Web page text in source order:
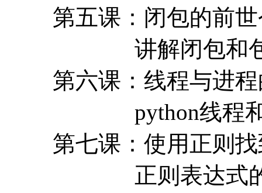
第五课：闭包的前
讲解闭包和包
第六课：线程与进
python线程和
第七课：使用正则
正则表达式的